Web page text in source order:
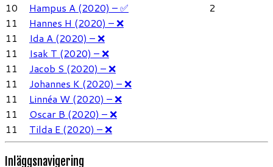
10
Hampus A (2020) – ✅
2
11
Hannes H (2020) – ❌
11
Ida A (2020) – ❌
11
Isak T (2020) – ❌
11
Jacob S (2020) – ❌
11
Johannes K (2020) – ❌
11
Linnéa W (2020) – ❌
11
Oscar B (2020) – ❌
11
Tilda E (2020) – ❌
Inläggsnavigering